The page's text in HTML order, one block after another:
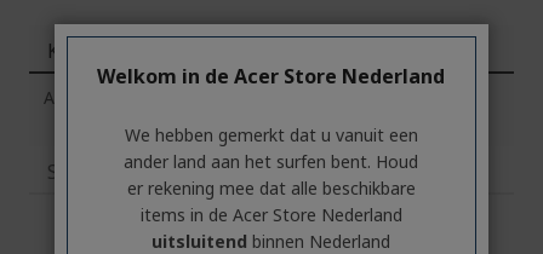
Kenmerken
Acer Slim Draadloze Muis
Specificaties
Welkom in de Acer Store Nederland
We hebben gemerkt dat u vanuit een
ander land aan het surfen bent. Houd
er rekening mee dat alle beschikbare
items in de Acer Store Nederland
uitsluitend binnen Nederland